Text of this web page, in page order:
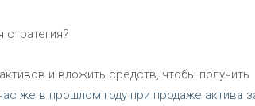
и вложить средств, чтобы получить
же в прошлом году при продаже актива